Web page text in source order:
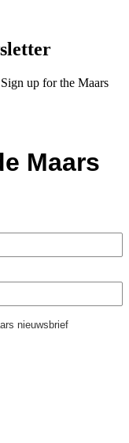
up for the Maars